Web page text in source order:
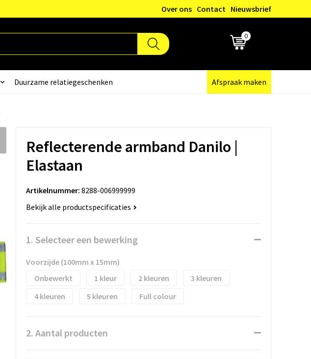
Over ons Contact Nieuwsbrief
0
Duurzame relatiegeschenken Afspraak maken
Reflecterende armband Danilo |
Elastaan
Artikelnummer: 8288-006999999
Bekijk alle productspecificaties
1. Selecteer een bewerking
Voorzijde (100mm x 15mm)
Onbewerkt
1 2
3
4
5 Full colour
2. Aantal producten